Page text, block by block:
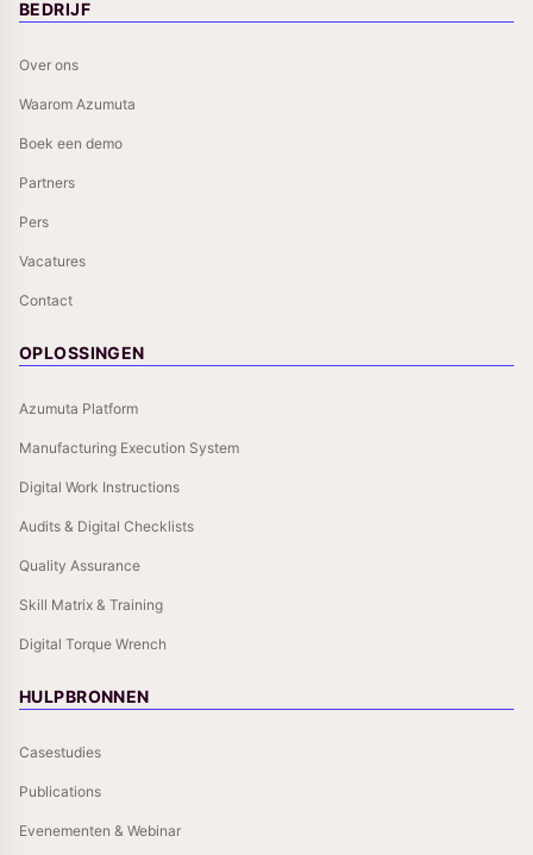
BEDRIJF
Over ons
Waarom Azumuta
Boek een demo
Partners
Pers
Vacatures
Contact
OPLOSSINGEN
Azumuta Platform
Manufacturing Execution System
Digital Work Instructions
Audits & Digital Checklists
Quality Assurance
Skill Matrix & Training
Digital Torque Wrench
HULPBRONNEN
Casestudies
Publications
Evenementen & Webinar